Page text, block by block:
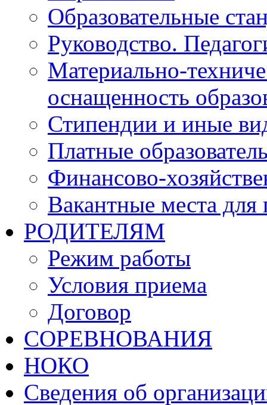
Образовательные
Руководство.
Материально-
оснащенность
Стипендии и иные
Платные
Финансово-
Вакантные места для
РОДИТЕЛЯМ
Режим работы
Условия приема
Договор
СОРЕВНОВАНИЯ
НОКО
Сведения об